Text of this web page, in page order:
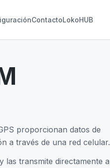
ContactoLokoHUB
proporcionan datos de
a través de una red celular.
las transmite directamente a